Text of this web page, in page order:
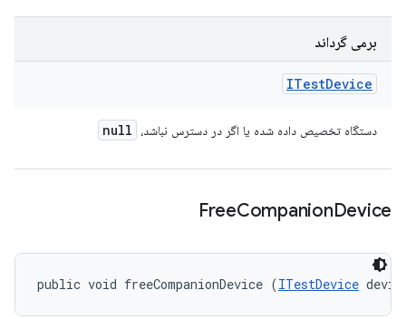
برمی گرداند
ITestDevice
دستگاه تخصیص داده شده یا اگر در دسترس نباشد، null
FreeCompanionDevice
public void freeCompanionDevice (ITestDevice